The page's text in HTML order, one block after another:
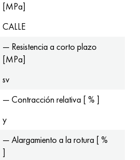
[MPa]
CALLE
— Resistencia a corto plazo
[MPa]
sv
— Contracción relativa [ % ]
y
— Alargamiento a la rotura [ %
]